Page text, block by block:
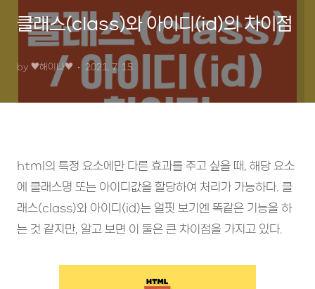
클래스(class)와 아이디(id)의 차이점
by ♥︎해이나♥︎ 2021. 7. 15.
html의 특정 요소에만 다른 효과를 주고 싶을 때, 해당 요소
에 클래스명 또는 아이디값을 할당하여 처리가 가능하다. 클
래스(class)와 아이디(id)는 얼핏 보기엔 똑같은 기능을 하
는 것 같지만, 알고 보면 이 둘은 큰 차이점을 가지고 있다.